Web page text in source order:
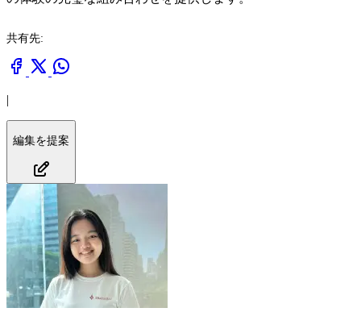
共有先:
|
編集を提案